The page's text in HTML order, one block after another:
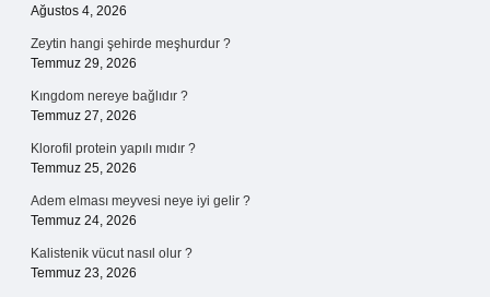
Ağustos 4, 2026
Zeytin hangi şehirde meşhurdur ?
Temmuz 29, 2026
Kıngdom nereye bağlıdır ?
Temmuz 27, 2026
Klorofil protein yapılı mıdır ?
Temmuz 25, 2026
Adem elması meyvesi neye iyi gelir ?
Temmuz 24, 2026
Kalistenik vücut nasıl olur ?
Temmuz 23, 2026